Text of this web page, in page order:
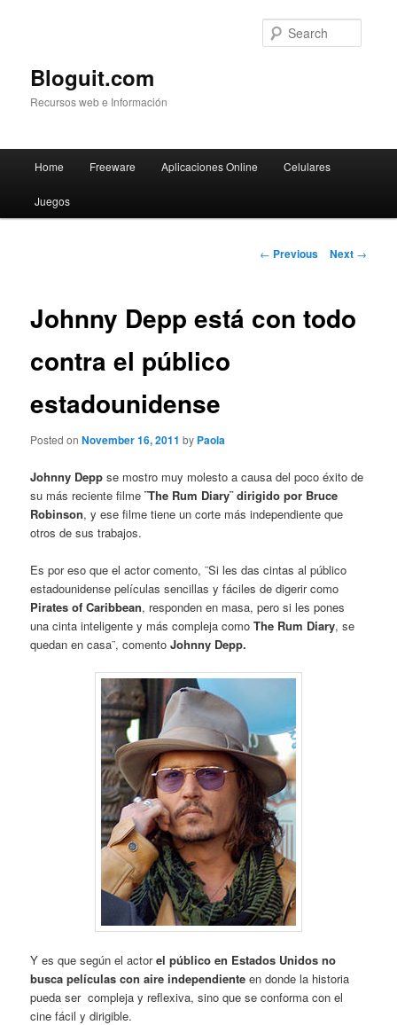
Bloguit.com
Recursos web e Información
Skip
to
Home Freeware Aplicaciones Online Celulares
Juegos
Post
← Previous Next →
Johnny Depp está con todo
contra el público
estadounidense
Posted onNovember 16, 2011 by Paola
Johnny Depp se mostro muy molesto a causa del poco éxito de
su más reciente filme¨The Rum Diary¨ dirigido por Bruce
Robinson, y ese filme tiene un corte más independiente que
otros de sus trabajos.
Es por eso que el actor comento, ¨Si les das cintas al público
estadounidense películas sencillas y fáciles de digerir como
Pirates of Caribbean, responden en masa, pero si les pones
una cinta inteligente y más compleja comoThe Rum Diary, se
quedan en casa¨, comentoJohnny Depp.
Y es que según el actorel público en Estados Unidos no
busca películas con aire independiente en donde la historia
pueda ser compleja y reflexiva, sino que se conforma con el
cine fácil y dirigible.